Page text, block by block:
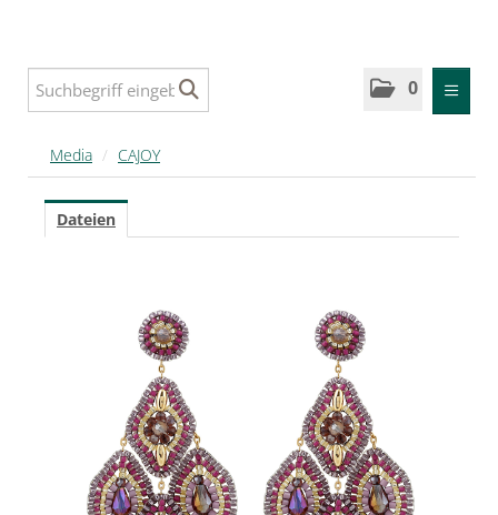
0
MELDUNGEN
MEDIA
SPREAD Medleys
Carolina Herrera
DOUGLAS x Rare Beauty
Dorotheum Juwelier
Media / CAJOY
Dateien